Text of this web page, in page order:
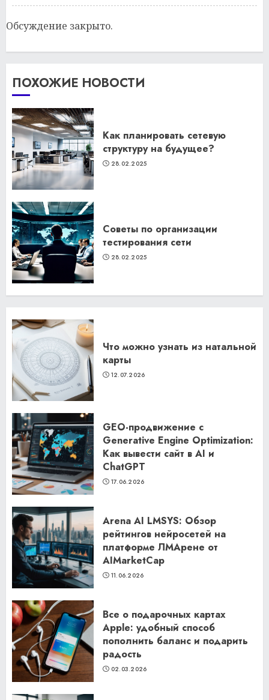
Обсуждение закрыто.
ПОХОЖИЕ НОВОСТИ
Как планировать сетевую
структуру на будущее?
28.02.2025
Советы по организации
тестирования сети
28.02.2025
Что можно узнать из натальной
карты
12.07.2026
GEO-продвижение с
Generative Engine Optimization:
Как вывести сайт в AI и
ChatGPT
17.06.2026
Arena AI LMSYS: Обзор
рейтингов нейросетей на
платформе ЛМАрене от
AIMarketCap
11.06.2026
Все о подарочных картах
Apple: удобный способ
пополнить баланс и подарить
радость
02.03.2026